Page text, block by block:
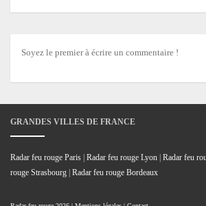
Soyez le premier à écrire un commentaire !
GRANDES VILLES DE FRANCE
Radar feu rouge Paris Radar feu rouge Lyon Radar feu
rouge Strasbourg
Radar feu rouge Bordeaux